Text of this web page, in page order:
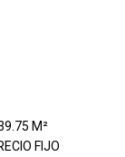
M²
FIJO